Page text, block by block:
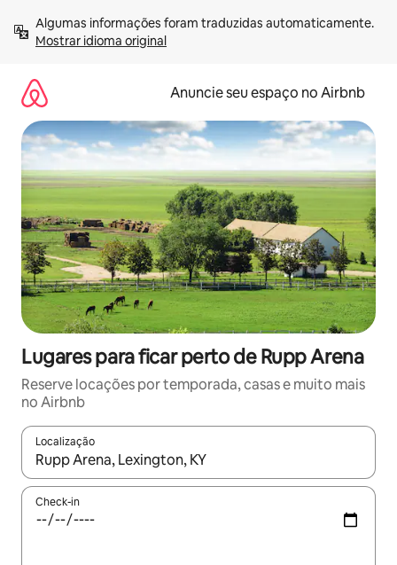
para
Mostrar idioma original
Anuncie seu espaço no Airbnb
Lugares para ficar perto de Rupp Arena
Reserve locações por temporada, casas e muito mais
no Airbnb
Localização
Quando os resultados estiverem disponíveis, explore-os
Check-in